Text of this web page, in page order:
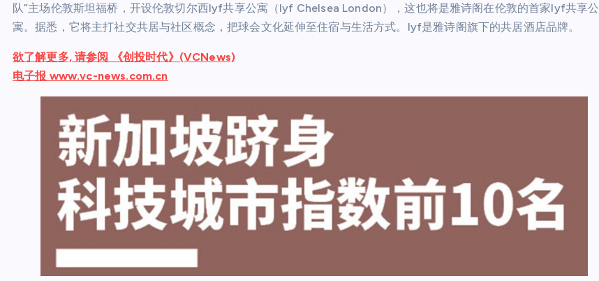
队”主场伦敦斯坦福桥，开设伦敦切尔西lyf共享公寓（lyf Chelsea London），这也将是雅诗阁在伦敦的首家lyf共享公
寓。据悉，它将主打社交共居与社区概念，把球会文化延伸至住宿与生活方式。lyf是雅诗阁旗下的共居酒店品牌。
欲了解更多, 请参阅 《创投时代》(VCNews)
电子报 www.vc-news.com.cn